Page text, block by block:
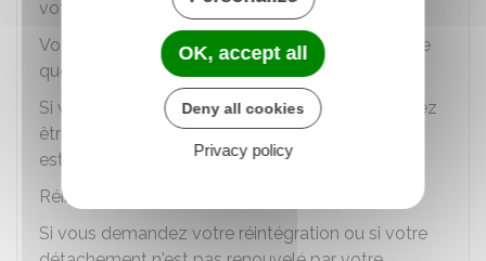
votre corps d'origine.
Vous êtes prioritaire pour être affecté sur le poste
que vous occupiez avant votre détachement.
Si vous refusez le poste proposé, vous ne pouvez
être nommé sur un autre emploi que si un poste
est vacant.
Réintégration en fin de détachement
Si vous demandez votre réintégration ou si votre
OK, accept all
Deny all cookies
Privacy policy